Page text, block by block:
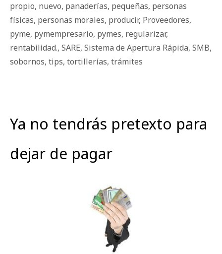
propio, nuevo, panaderías, pequeñas, personas
físicas, personas morales, producir, Proveedores,
pyme, pymempresario, pymes, regularizar,
rentabilidad., SARE, Sistema de Apertura Rápida, SMB,
sobornos, tips, tortillerías, trámites
Ya no tendrás pretexto para
dejar de pagar